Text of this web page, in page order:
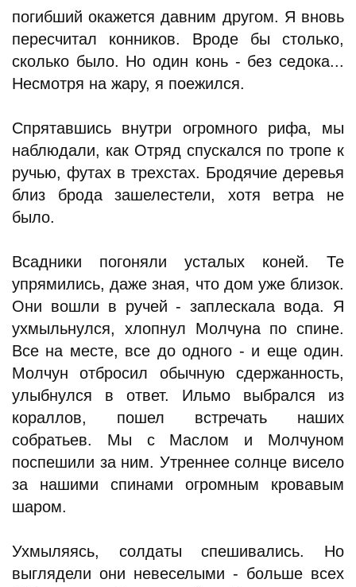
погибший окажется давним другом. Я вновь
пересчитал конников. Вроде бы столько,
сколько было. Но один конь - без седока...
Несмотря на жару, я поежился.
Спрятавшись внутри огромного рифа, мы
наблюдали, как Отряд спускался по тропе к
ручью, футах в трехстах. Бродячие деревья
близ брода зашелестели, хотя ветра не
было.
Всадники погоняли усталых коней. Те
упрямились, даже зная, что дом уже близок.
Они вошли в ручей - заплескала вода. Я
ухмыльнулся, хлопнул Молчуна по спине.
Все на месте, все до одного - и еще один.
Молчун отбросил обычную сдержанность,
улыбнулся в ответ. Ильмо выбрался из
кораллов, пошел встречать наших
собратьев. Мы с Маслом и Молчуном
поспешили за ним. Утреннее солнце висело
за нашими спинами огромным кровавым
шаром.
Ухмыляясь, солдаты спешивались. Но
выглядели они невеселыми - больше всех